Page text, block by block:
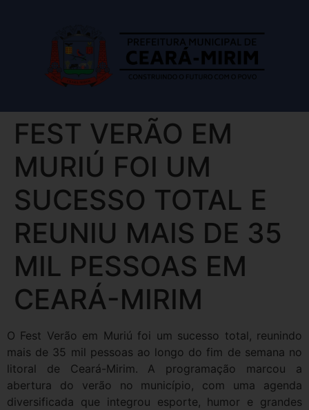
FEST VERÃO EM
MURIÚ FOI UM
SUCESSO TOTAL E
REUNIU MAIS DE 35
MIL PESSOAS EM
CEARÁ-MIRIM
O Fest Verão em Muriú foi um sucesso total, reunindo
mais de 35 mil pessoas ao longo do fim de semana no
litoral de Ceará-Mirim. A programação marcou a
abertura do verão no município, com uma agenda
diversificada que integrou esporte, humor e grandes